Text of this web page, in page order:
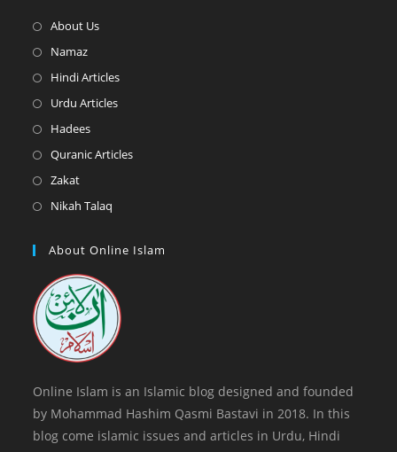
About UsOpens
a
NamazOpens
in
Hindi ArticlesOpens
Urdu ArticlesOpens
a
HadeesOpens
in
Quranic ArticlesOpens
tab
ZakatOpens
in
new
Nikah Talaq
a
tab
About Online Islam
Online Islam is an Islamic blog designed and founded
by Mohammad Hashim Qasmi Bastavi in 2018. In this
blog come islamic issues and articles in Urdu, Hindi